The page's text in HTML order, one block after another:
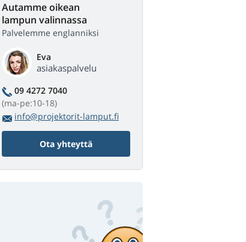
Autamme oikean
lampun valinnassa
Palvelemme englanniksi
Eva
asiakaspalvelu
09 4272 7040
(ma-pe:10-18)
info@projektorit-lamput.fi
Ota yhteyttä